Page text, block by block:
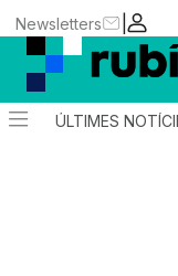
|
Newsletters
ÚLTIMES